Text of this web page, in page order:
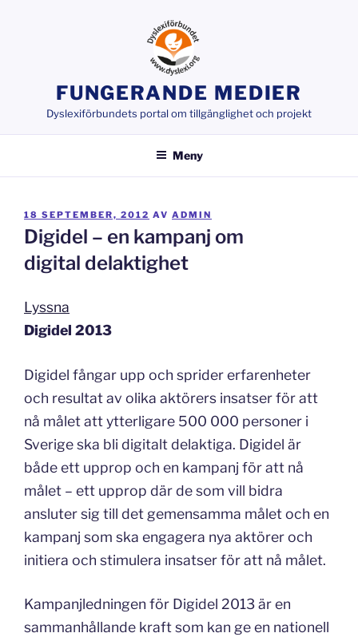
FUNGERANDE MEDIER
Dyslexiförbundets portal om tillgänglighet och projekt
Meny
PUBLICERAT
18 SEPTEMBER, 2012 AV ADMIN
Digidel – en kampanj om
digital delaktighet
Lyssna
Digidel 2013
Digidel fångar upp och sprider erfarenheter
och resultat av olika aktörers insatser för att
nå målet att ytterligare 500 000 personer i
Sverige ska bli digitalt delaktiga. Digidel är
både ett upprop och en kampanj för att nå
målet – ett upprop där de som vill bidra
ansluter sig till det gemensamma målet och en
kampanj som ska engagera nya aktörer och
initiera och stimulera insatser för att nå målet.
Kampanjledningen för Digidel 2013 är en
sammanhållande kraft som kan ge en nationell